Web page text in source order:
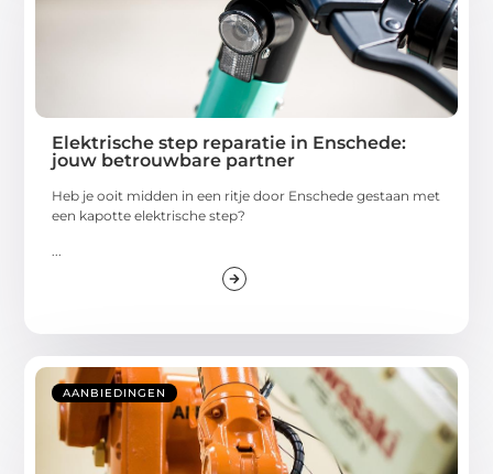
Elektrische step reparatie in Enschede:
jouw betrouwbare partner
Heb je ooit midden in een ritje door Enschede gestaan met
een kapotte elektrische step?
...
AANBIEDINGEN